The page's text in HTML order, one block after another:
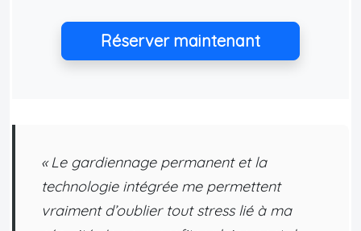
Réserver maintenant
« Le gardiennage permanent et la
technologie intégrée me permettent
vraiment d’oublier tout stress lié à ma